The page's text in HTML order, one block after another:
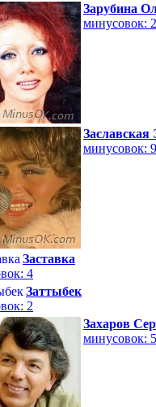
Зарубина
минусовок: 2
Заславская
минусовок: 9
Заставка
4
Заттыбек
2
Захаров
минусовок: 5